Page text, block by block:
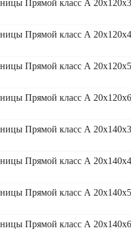
Прямой класс А
Прямой класс А
Прямой класс А
Прямой класс А
Прямой класс А
Прямой класс А
Прямой класс А
Прямой класс А